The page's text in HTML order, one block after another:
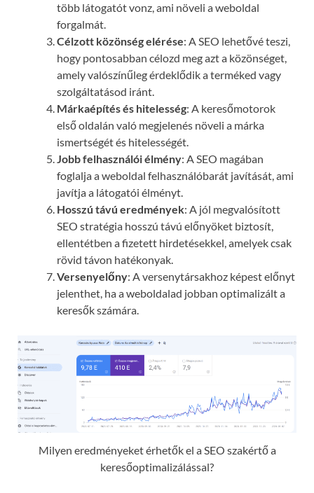
több látogatót vonz, ami növeli a weboldal
forgalmát.
Célzott közönség elérése: A SEO lehetővé teszi,
hogy pontosabban célozd meg azt a közönséget,
amely valószínűleg érdeklődik a terméked vagy
szolgáltatásod iránt.
Márkaépítés és hitelesség: A keresőmotorok
első oldalán való megjelenés növeli a márka
ismertségét és hitelességét.
Jobb felhasználói élmény: A SEO magában
foglalja a weboldal felhasználóbarát javítását, ami
javítja a látogatói élményt.
Hosszú távú eredmények: A jól megvalósított
SEO stratégia hosszú távú előnyöket biztosít,
ellentétben a fizetett hirdetésekkel, amelyek csak
rövid távon hatékonyak.
Versenyelőny: A versenytársakhoz képest előnyt
jelenthet, ha a weboldalad jobban optimalizált a
keresők számára.
Milyen eredményeket érhetők el a SEO szakértő a
keresőoptimalizálással?